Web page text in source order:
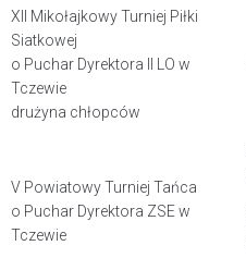
XII Mikołajkowy Turniej Piłki
Siatkowej
o Puchar Dyrektora II LO w
Tczewie
drużyna chłopców
V Powiatowy Turniej Tańca
o Puchar Dyrektora ZSE w
Tczewie